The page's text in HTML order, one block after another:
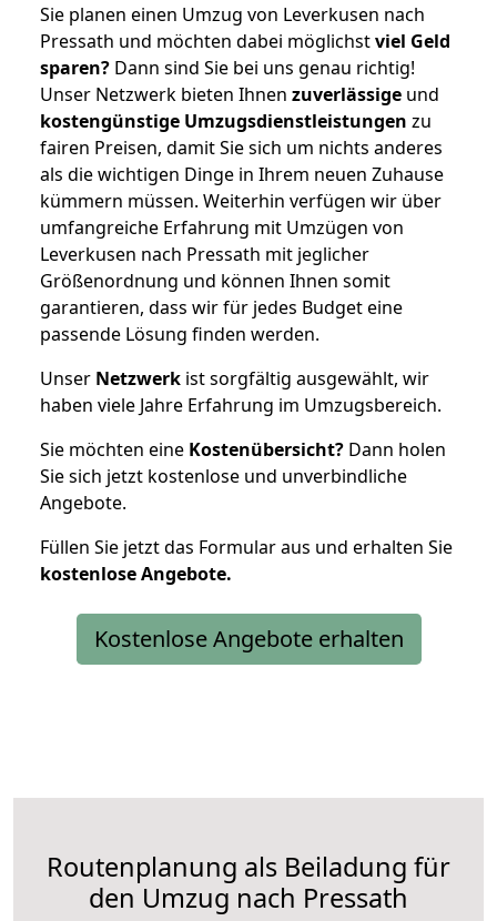
Sie planen einen Umzug von Leverkusen nach
Pressath und möchten dabei möglichstviel Geld
sparen? Dann sind Sie bei uns genau richtig!
Unser Netzwerk bieten Ihnen zuverlässige und
kostengünstige Umzugsdienstleistungen zu
fairen Preisen, damit Sie sich um nichts anderes
als die wichtigen Dinge in Ihrem neuen Zuhause
kümmern müssen. Weiterhin verfügen wir über
umfangreiche Erfahrung mit Umzügen von
Leverkusen nach Pressath mit jeglicher
Größenordnung und können Ihnen somit
garantieren, dass wir für jedes Budget eine
passende Lösung finden werden.
Unser Netzwerk ist sorgfältig ausgewählt, wir
haben viele Jahre Erfahrung im Umzugsbereich.
Sie möchten eine Kostenübersicht? Dann holen
Sie sich jetzt kostenlose und unverbindliche
Angebote.
Füllen Sie jetzt das Formular aus und erhalten Sie
kostenloseAngebote.
Kostenlose Angebote erhalten
Routenplanung als Beiladung für
den Umzug nach Pressath